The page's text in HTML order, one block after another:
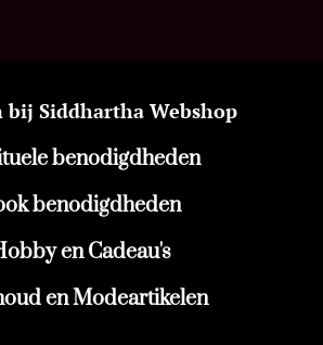
bij Siddhartha Webshop
benodigdheden
benodigdheden
en Cadeau's
en Modeartikelen